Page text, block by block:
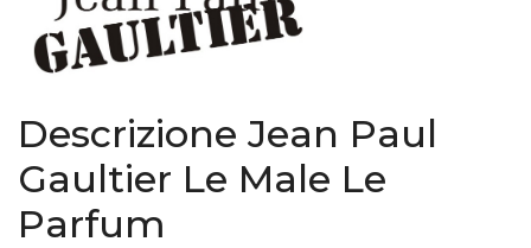
Descrizione Jean Paul
Gaultier Le Male Le
Parfum